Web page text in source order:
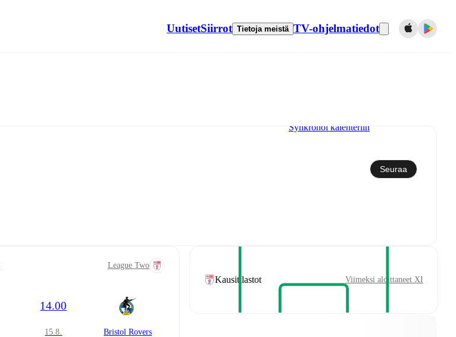
UutisetSiirrot Tietoja meistä TV-ohjelmatiedot
Synkronoi kalenteriin
Seuraa
League Two
14.00
15.8. Bristol Rovers
Kausitilastot Viimeksi aloittaneet XI